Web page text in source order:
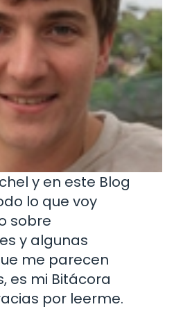
y en este Blog
lo que voy
sobre
y algunas
me parecen
es mi Bitácora
por leerme.